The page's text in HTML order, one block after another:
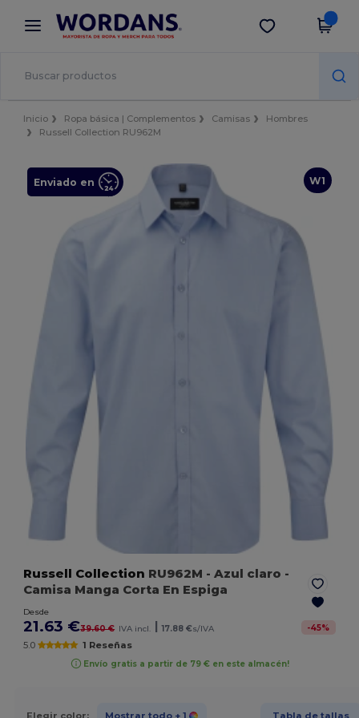
× App de Wordans
¡Mejores precios en app!
Descargar app
Inicio Ropa básica | Complementos Camisas
Hombres
Russell Collection RU962M
W1
Enviado en
Russell Collection RU962M - Azul claro -
Camisa Manga Corta En Espiga
Desde
21.63 €39.60 € IVA incl. 17.88 €s/IVA -45%
5.0 1 Reseñas
Envío gratis a partir de 79 € en este almacén!
Elegir color: Mostrar todo + 1 Tabla de tallas